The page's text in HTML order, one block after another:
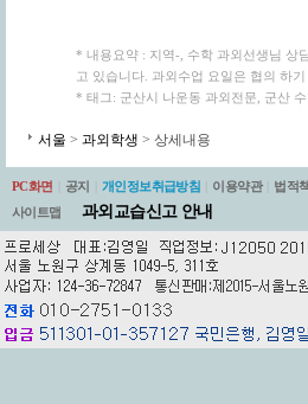
* 내용요약 : 지역-, 수학 과외선생님 상
고 있습니다. 과외수업 요일은 협의 하기
* 태그: 군산시 나운동 과외전문, 군산
서울 > 과외학생 > 상세내용
PC화면 공지 개인정보취급방침 이용약관 법적
사이트맵
과외교습신고 안내